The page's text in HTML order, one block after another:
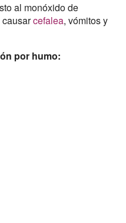
al monóxido de
cefalea, vómitos y
por humo: